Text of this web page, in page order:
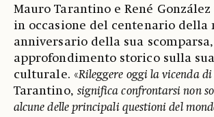
Mauro Tarantino e René
in occasione del centenario della
anniversario della sua
approfondimento storico sulla
culturale. «Rileggere oggi la vicenda
Tarantino, significa confrontarsi non
alcune delle principali questioni del